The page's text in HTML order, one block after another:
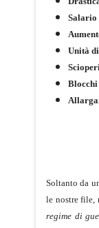
Salario
Unità di
Blocchi
Soltanto da
le nostre file,
regime di